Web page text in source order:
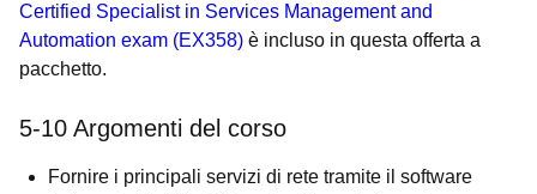
Certified Specialist in Services Management and
Automation exam (EX358) è incluso in questa offerta a
pacchetto.
5-10 Argomenti del corso
Fornire i principali servizi di rete tramite il software